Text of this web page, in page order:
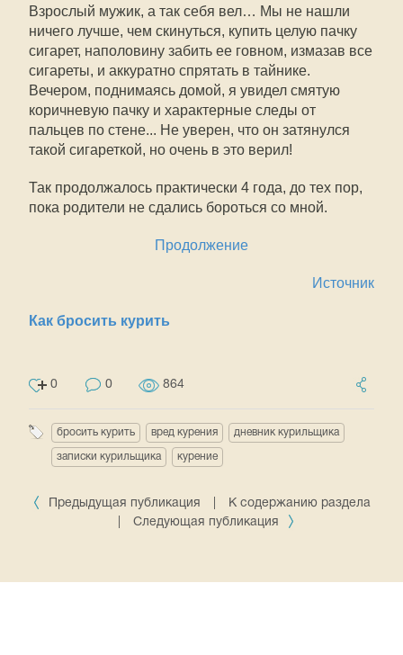
Взрослый мужик, а так себя вел… Мы не нашли
ничего лучше, чем скинуться, купить целую пачку
сигарет, наполовину забить ее говном, измазав все
сигареты, и аккуратно спрятать в тайнике.
Вечером, поднимаясь домой, я увидел смятую
коричневую пачку и характерные следы от
пальцев по стене... Не уверен, что он затянулся
такой сигареткой, но очень в это верил!
Так продолжалось практически 4 года, до тех пор,
пока родители не сдались бороться со мной.
Продолжение
Источник
Как бросить курить
0 0 864
бросить курить вред курения дневник курильщика
записки курильщика курение
Предыдущая публикация
К содержанию раздела
Следующая публикация